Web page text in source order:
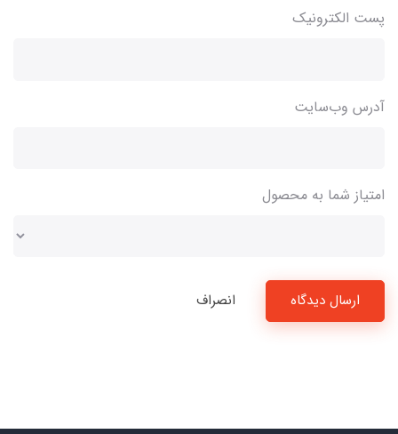
پست الکترونیک
آدرس وب‌سایت
امتیاز شما به محصول
ارسال دیدگاه انصراف